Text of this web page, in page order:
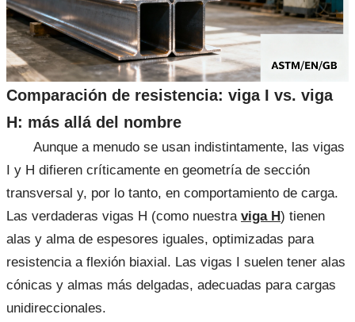
Comparación de resistencia: viga I vs. viga
H: más allá del nombre
Aunque a menudo se usan indistintamente, las vigas
I y H difieren críticamente en geometría de sección
transversal y, por lo tanto, en comportamiento de carga.
Las verdaderas vigas H (como nuestra viga H) tienen
alas y alma de espesores iguales, optimizadas para
resistencia a flexión biaxial. Las vigas I suelen tener alas
cónicas y almas más delgadas, adecuadas para cargas
unidireccionales.